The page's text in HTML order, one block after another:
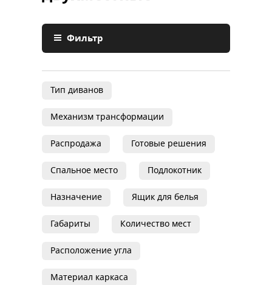
Фильтр
Тип диванов
Механизм трансформации
Распродажа Готовые решения
Спальное место Подлокотник
Назначение Ящик для белья
Габариты Количество мест
Расположение угла
Материал каркаса